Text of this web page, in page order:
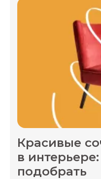
Красивые
в
подобрать